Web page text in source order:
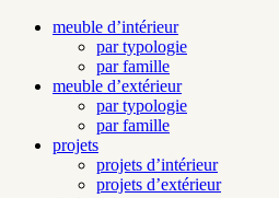
meuble d’intérieur
par typologie
par famille
meuble d’extérieur
par typologie
par famille
projets
projets d’intérieur
projets d’extérieur